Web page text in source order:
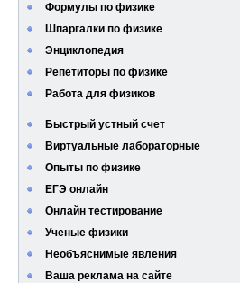
Формулы по физике
Шпаргалки по физике
Энциклопедия
Репетиторы по физике
Работа для физиков
Быстрый устный счет
Виртуальные лабораторные
Опыты по физике
ЕГЭ онлайн
Онлайн тестирование
Ученые физики
Необъяснимые явления
Ваша реклама на сайте